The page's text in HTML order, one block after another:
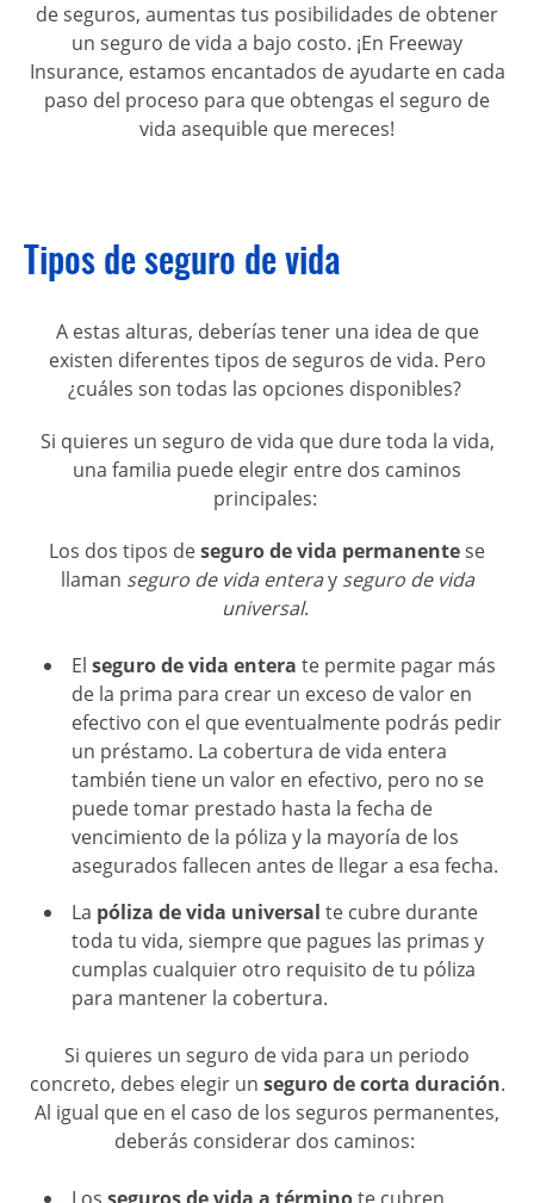
de seguros, aumentas tus posibilidades de obtener
un seguro de vida a bajo costo. ¡En Freeway
Insurance, estamos encantados de ayudarte en cada
paso del proceso para que obtengas el seguro de
vida asequible que mereces!
Tipos de seguro de vida
A estas alturas, deberías tener una idea de que
existen diferentes tipos de seguros de vida. Pero
¿cuáles son todas las opciones disponibles?
Si quieres un seguro de vida que dure toda la vida,
una familia puede elegir entre dos caminos
principales:
Los dos tipos deseguro de vida permanentese
llaman seguro de vida enteray seguro de vida
universal.
El seguro de vida entera te permite pagar más
de la prima para crear un exceso de valor en
efectivo con el que eventualmente podrás pedir
un préstamo. La cobertura de vida entera
también tiene un valor en efectivo, pero no se
puede tomar prestado hasta la fecha de
vencimiento de la póliza y la mayoría de los
asegurados fallecen antes de llegar a esa fecha.
La póliza de vida universal te cubre durante
toda tu vida, siempre que pagues las primas y
cumplas cualquier otro requisito detu póliza
para mantener la cobertura.
Si quieres un seguro de vida para un periodo
concreto, debes elegir un seguro de corta duración.
Al igual que en el caso de los seguros permanentes,
deberás considerar dos caminos: